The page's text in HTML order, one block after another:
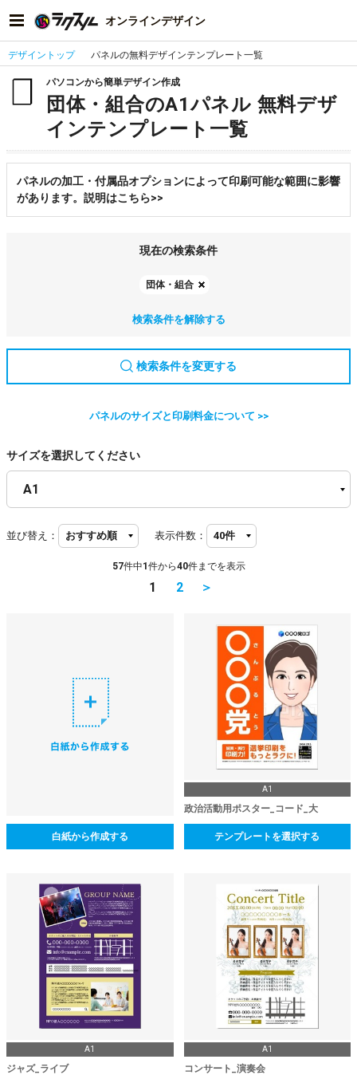
オンラインデザイン
デザイントップ パネルの無料デザインテンプレート一覧
パソコンから簡単デザイン作成
団体・組合のA1パネル 無料デザ
インテンプレート一覧
パネルの加工・付属品オプションによって印刷可能な範囲に影響
があります。説明はこちら>>
現在の検索条件
団体・組合
検索条件を解除する
検索条件を変更する
パネルのサイズと印刷料金について >>
サイズを選択してください
並び替え： 表示件数：
57件中1 件から40件までを表示
1 2 ＞
白紙から作成する
A1
政治活動用ポスター_コード_大
テンプレートを選択する
A1
ジャズ_ライブ
A1
コンサート_演奏会